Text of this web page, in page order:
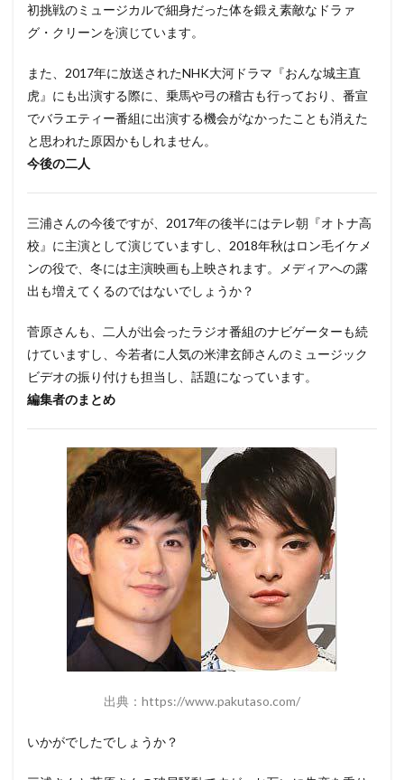
初挑戦のミュージカルで細身だった体を鍛え素敵なドラァ
グ・クリーンを演じています。
また、2017年に放送されたNHK大河ドラマ『おんな城主直
虎』にも出演する際に、乗馬や弓の稽古も行っており、番宣
でバラエティー番組に出演する機会がなかったことも消えた
と思われた原因かもしれません。
今後の二人
三浦さんの今後ですが、2017年の後半にはテレ朝『オトナ高
校』に主演として演じていますし、2018年秋はロン毛イケメ
ンの役で、冬には主演映画も上映されます。メディアへの露
出も増えてくるのではないでしょうか？
菅原さんも、二人が出会ったラジオ番組のナビゲーターも続
けていますし、今若者に人気の米津玄師さんのミュージック
ビデオの振り付けも担当し、話題になっています。
編集者のまとめ
出典：https://www.pakutaso.com/
いかがでしたでしょうか？